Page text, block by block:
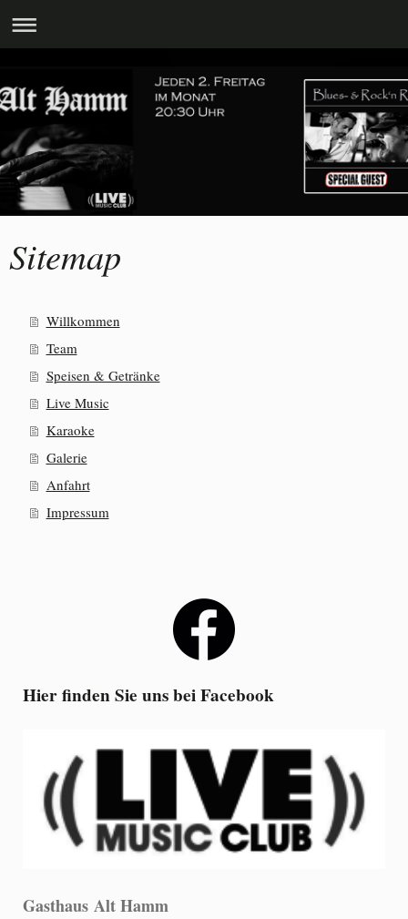
Sitemap
Willkommen
Team
Speisen & Getränke
Live Music
Karaoke
Galerie
Anfahrt
Impressum
Hier finden Sie uns bei Facebook
Gasthaus Alt Hamm